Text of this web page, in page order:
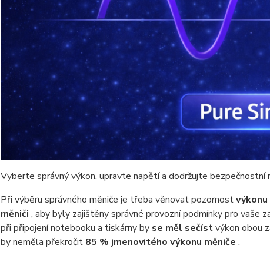
Vyberte správný výkon, upravte napětí a dodržujte bezpečnostní
Při výběru správného měniče je třeba věnovat pozornost
měniči , aby byly zajištěny správné provozní podmínky pro vaše
při připojení notebooku a tiskárny by se měl sečístvýkon obou
by neměla překročit 85 % jmenovitého výkonu měniče .